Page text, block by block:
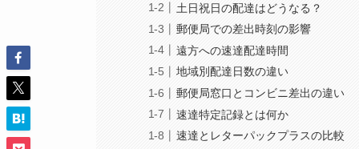
土日祝日の配達はどうなる？
郵便局での差出時刻の影響
遠方への速達配達時間
地域別配達日数の違い
郵便局窓口とコンビニ差出の違い
速達特定記録とは何か
速達とレターパックプラスの比較